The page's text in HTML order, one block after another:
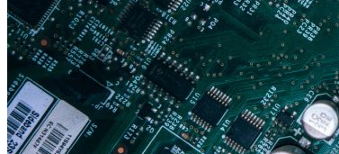
SmartPhone